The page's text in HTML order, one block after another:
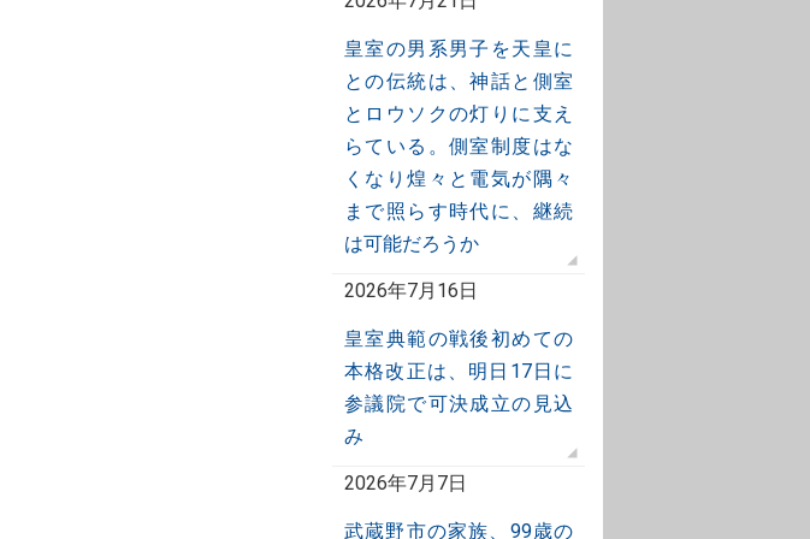
皇室の男系男子を天皇に
との伝統は、神話と側室
とロウソクの灯りに支え
らている。側室制度はな
くなり煌々と電気が隅々
まで照らす時代に、継続
は可能だろうか
2026年7月16日
皇室典範の戦後初めての
本格改正は、明日17日に
参議院で可決成立の見込
み
2026年7月7日
武蔵野市の家族、99歳の